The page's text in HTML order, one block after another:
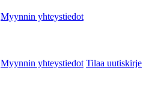
Myynnin yhteystiedot
Myynnin yhteystiedot Tilaa uutiskirje